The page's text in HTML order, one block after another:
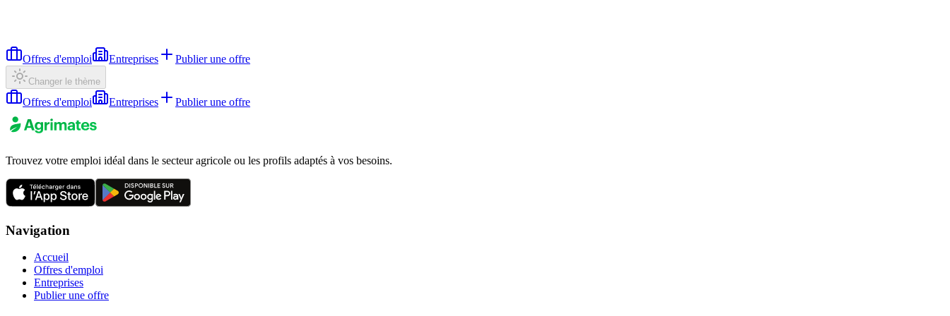
Offres d'emploi Entreprises Publier une offre
Changer le thème
Offres d'emploi Entreprises Publier une offre
Trouvez votre emploi idéal dans le secteur agricole ou les profils adaptés à vos besoins.
Navigation
Accueil
Offres d'emploi
Entreprises
Publier une offre